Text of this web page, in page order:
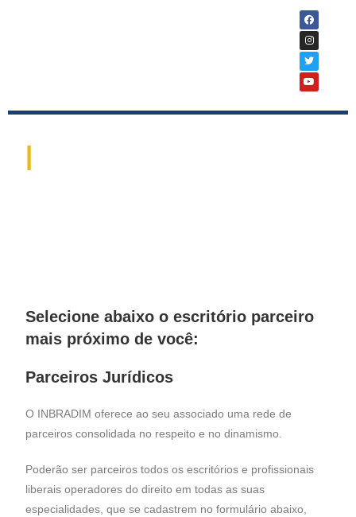
|
Selecione abaixo o escritório parceiro
mais próximo de você:
Parceiros Jurídicos
O INBRADIM oferece ao seu associado uma rede de
parceiros consolidada no respeito e no dinamismo.
Poderão ser parceiros todos os escritórios e profissionais
liberais operadores do direito em todas as suas
especialidades, que se cadastrem no formulário abaixo,